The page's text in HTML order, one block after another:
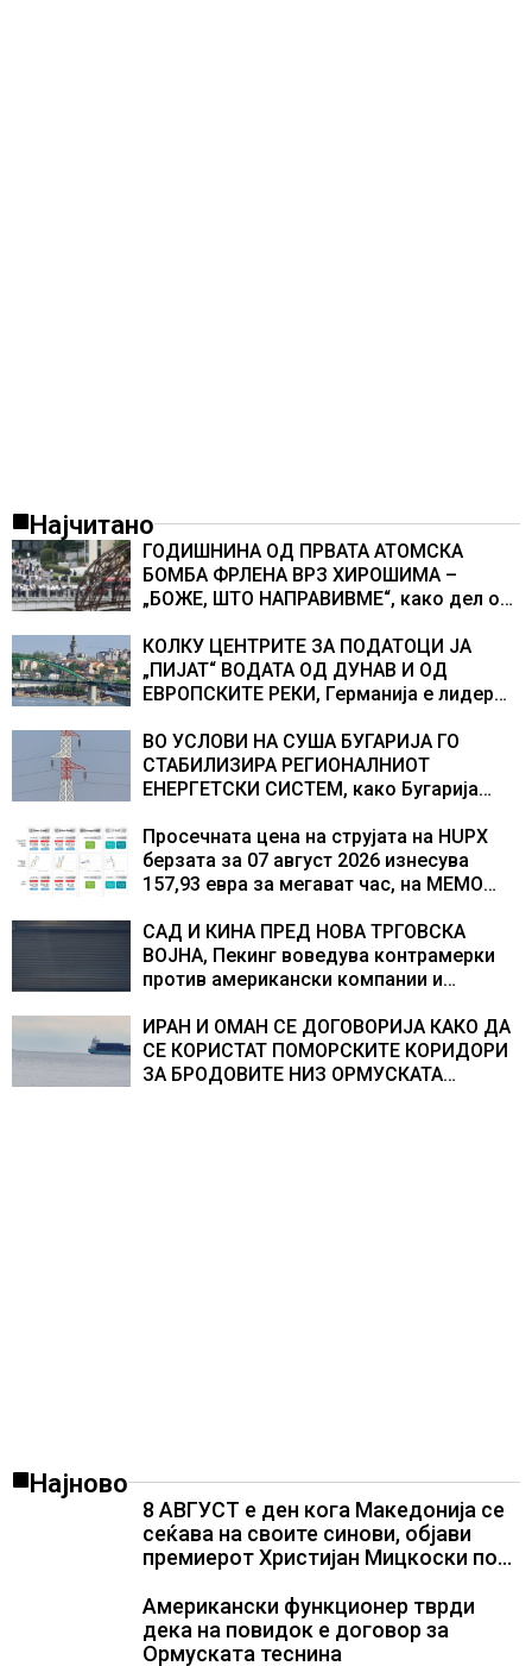
Најчитано
ГОДИШНИНА ОД ПРВАТА АТОМСКА
БОМБА ФРЛЕНА ВРЗ ХИРОШИМА –
„БОЖЕ, ШТО НАПРАВИВМЕ“, како дел од
учесниците во бомбардирањето го
доживуваа овој настан што го промени
текот на историјата
КОЛКУ ЦЕНТРИТЕ ЗА ПОДАТОЦИ ЈА
„ПИЈАТ“ ВОДАТА ОД ДУНАВ И ОД
ЕВРОПСКИТЕ РЕКИ, Германија е лидер
центри за податоци
ВО УСЛОВИ НА СУША БУГАРИЈА ГО
СТАБИЛИЗИРА РЕГИОНАЛНИОТ
ЕНЕРГЕТСКИ СИСТЕМ, како Бугарија
складирање на енергија од батерии
Просечната цена на струјата на HUPX
берзата за 07 август 2026 изнесува
157,93 евра за мегават час, на МЕМО
САД И КИНА ПРЕД НОВА ТРГОВСКА
ВОЈНА, Пекинг воведува контрамерки
против американски компании и
ИРАН И ОМАН СЕ ДОГОВОРИЈА КАКО ДА
СЕ КОРИСТАТ ПОМОРСКИТЕ КОРИДОРИ
ЗА БРОДОВИТЕ НИЗ ОРМУСКАТА
Најново
8 АВГУСТ е ден кога Македонија се
сеќава на своите синови, објави
премиерот Христијан Мицкоски по
загинувањето на десетмината
прилепски бранители
Американски функционер тврди
дека на повидок е договор за
Ормуската теснина